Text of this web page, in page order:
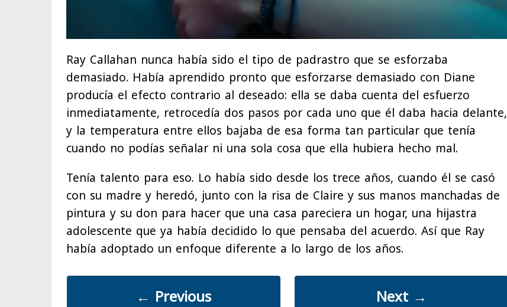
Ray Callahan nunca había sido el tipo de padrastro que se esforzaba
demasiado. Había aprendido pronto que esforzarse demasiado con Diane
producía el efecto contrario al deseado: ella se daba cuenta del esfuerzo
inmediatamente, retrocedía dos pasos por cada uno que él daba hacia delante,
y la temperatura entre ellos bajaba de esa forma tan particular que tenía
cuando no podías señalar ni una sola cosa que ella hubiera hecho mal.
Tenía talento para eso. Lo había sido desde los trece años, cuando él se casó
con su madre y heredó, junto con la risa de Claire y sus manos manchadas de
pintura y su don para hacer que una casa pareciera un hogar, una hijastra
adolescente que ya había decidido lo que pensaba del acuerdo. Así que Ray
había adoptado un enfoque diferente a lo largo de los años.
← Previous Next→